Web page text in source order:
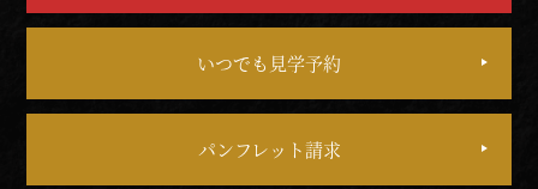
いつでも見学予約
パンフレット請求